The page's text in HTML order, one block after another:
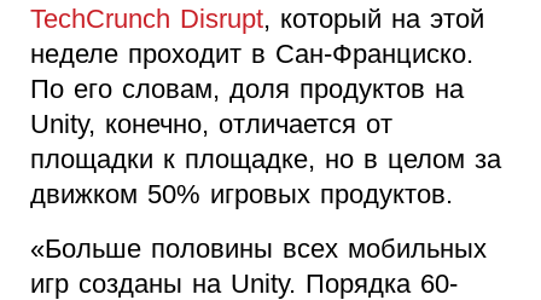
TechCrunch Disrupt, который на этой
неделе проходит в Сан-Франциско.
По его словам, доля продуктов на
Unity, конечно, отличается от
площадки к площадке, но в целом за
движком 50% игровых продуктов.
«Больше половины всех мобильных
игр созданы на Unity. Порядка 60-